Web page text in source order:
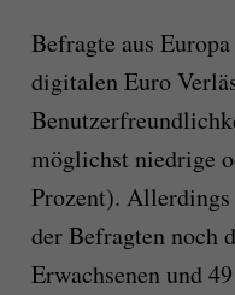
Befragte aus
digitalen Euro
möglichst niedrige
Prozent).
der Befragten noch
Erwachsenen und